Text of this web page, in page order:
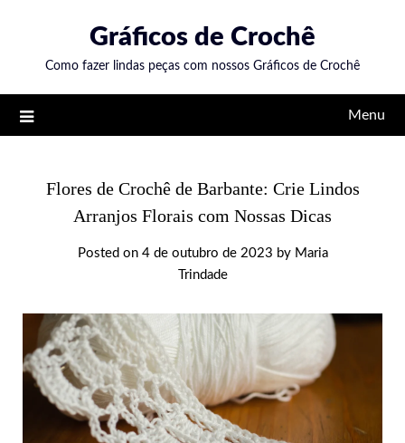
content
Gráficos de Crochê
Como fazer lindas peças com nossos Gráficos de Crochê
Menu
Flores de Crochê de Barbante: Crie Lindos
Arranjos Florais com Nossas Dicas
Posted on 4 de outubro de 2023 by Maria
Trindade